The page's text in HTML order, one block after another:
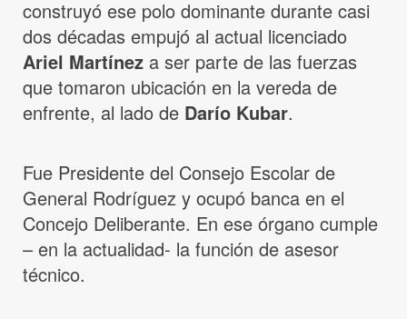
construyó ese polo dominante durante casi
dos décadas empujó al actual licenciado
Ariel Martínez a ser parte de las fuerzas
que tomaron ubicación en la vereda de
enfrente, al lado de Darío Kubar.
Fue Presidente del Consejo Escolar de
General Rodríguez y ocupó banca en el
Concejo Deliberante. En ese órgano cumple
– en la actualidad- la función de asesor
técnico.